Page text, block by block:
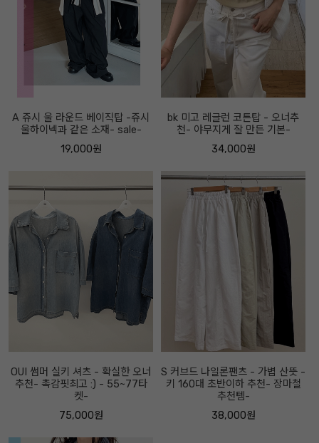
A 쥬시 울 라운드 베이직탑 -쥬시
울하이넥과 같은 소재- sale-
19,000원
bk 미고 레글런 코튼탑 - 오너추
천- 야무지게 잘 만든 기본-
34,000원
OUI 썸머 실키 셔츠 - 확실한 오너
추천- 촉감핏최고 :) - 55~77타
켓-
75,000원
S 커브드 나일론팬츠 - 가볍 산뜻 -
키 160대 초반이하 추천- 장마철
추천템-
38,000원